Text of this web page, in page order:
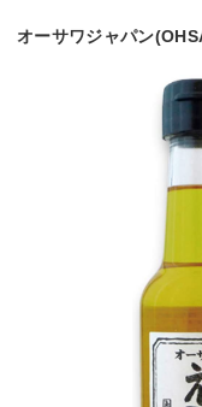
オーサワジャパン